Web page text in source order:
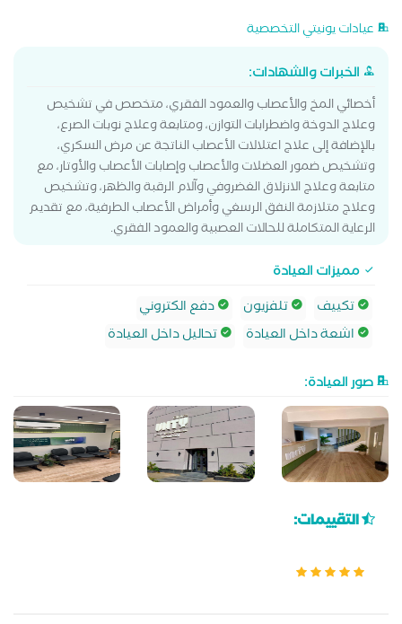
عيادات يونيتي التخصصية
الخبرات والشهادات:
أخصائي المخ والأعصاب والعمود الفقري، متخصص في تشخيص
وعلاج الدوخة واضطرابات التوازن، ومتابعة وعلاج نوبات الصرع،
بالإضافة إلى علاج اعتلالات الأعصاب الناتجة عن مرض السكري،
وتشخيص ضمور العضلات والأعصاب وإصابات الأعصاب والأوتار، مع
متابعة وعلاج الانزلاق الغضروفي وآلام الرقبة والظهر، وتشخيص
وعلاج متلازمة النفق الرسغي وأمراض الأعصاب الطرفية، مع تقديم
الرعاية المتكاملة للحالات العصبية والعمود الفقري.
مميزات العيادة
تكييف
تلفزيون
دفع الكتروني
اشعة داخل العيادة
تحاليل داخل العيادة
صور العيادة:
التقييمات: